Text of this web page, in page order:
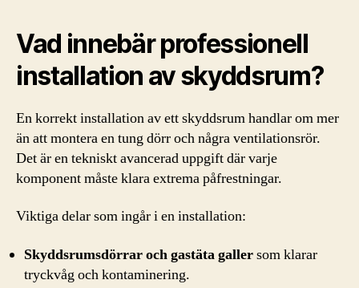
Vad innebär professionell
installation av skyddsrum?
En korrekt installation av ett skyddsrum handlar om mer
än att montera en tung dörr och några ventilationsrör.
Det är en tekniskt avancerad uppgift där varje
komponent måste klara extrema påfrestningar.
Viktiga delar som ingår i en installation:
Skyddsrumsdörrar och gastäta gallersom klarar
tryckvåg och kontaminering.